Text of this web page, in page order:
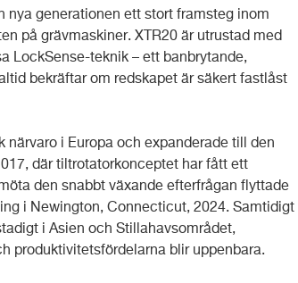
nya generationen ett stort framsteg inom
på grävmaskiner. XTR20 är utrustad med
LockSense-teknik – ett banbrytande,
bekräftar om redskapet är säkert fastlåst
närvaro i Europa och expanderade till den
där tiltrotatorkonceptet har fått ett
den snabbt växande efterfrågan flyttade
i Newington, Connecticut, 2024. Samtidigt
i Asien och Stillahavsområdet,
produktivitetsfördelarna blir uppenbara.